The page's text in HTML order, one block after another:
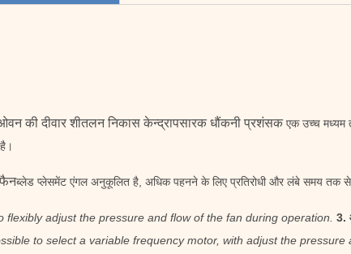
की दीवार शीतलन निकास केन्द्रापसारक धौंकनी प्रशंसक एक उच्च मध्यम
फैनब्लेड प्लेसमेंट एंगल अनुकूलित है, अधिक पहनने के लिए प्रतिरोधी और लंबे समय तक
adjust the pressure and flow of the fan during operation. 3.
to select a variable frequency motor, with adjust the